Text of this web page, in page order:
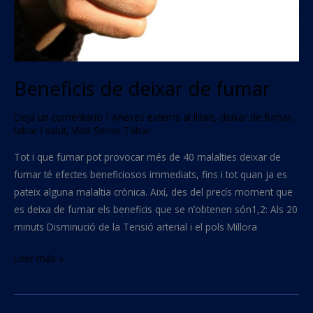
Beneficis de deixar de fumar
Deja un comentario / Anexes externs al llibre, deixar de fumar,
tabac i salut, Vida Sense Tabac
Tot i que fumar pot provocar més de 40 malalties deixar de
fumar té efectes beneficiosos immediats, fins i tot quan ja es
pateix alguna malaltia crònica. Així, des del precís moment que
es deixa de fumar els beneficis que se n’obtenen són1,2: Als 20
minuts Disminució de la Tensió arterial i el pols Millora
Leer más »